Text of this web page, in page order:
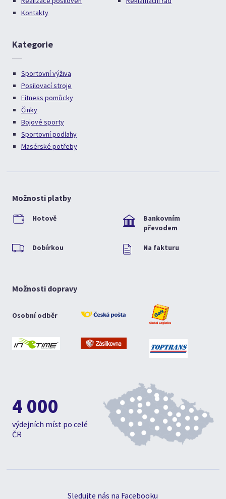
Kontakty
Kategorie
Sportovní výživa
Posilovací stroje
Fitness pomůcky
Činky
Bojové sporty
Sportovní podlahy
Masérské potřeby
Možnosti platby
Hotově
Bankovním
převodem
Dobírkou Na fakturu
Možnosti dopravy
Osobní odběr
4 000
výdejních míst po celé
ČR
Sledujte nás na Facebooku